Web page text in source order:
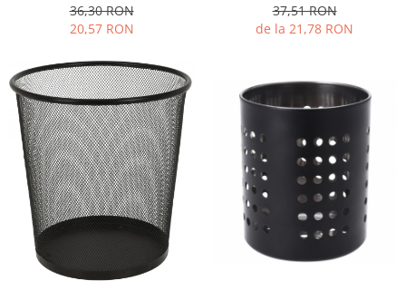
albastru
36,30 RON
20,57 RON
transparent/verde
37,51 RON
de la 21,78 RON